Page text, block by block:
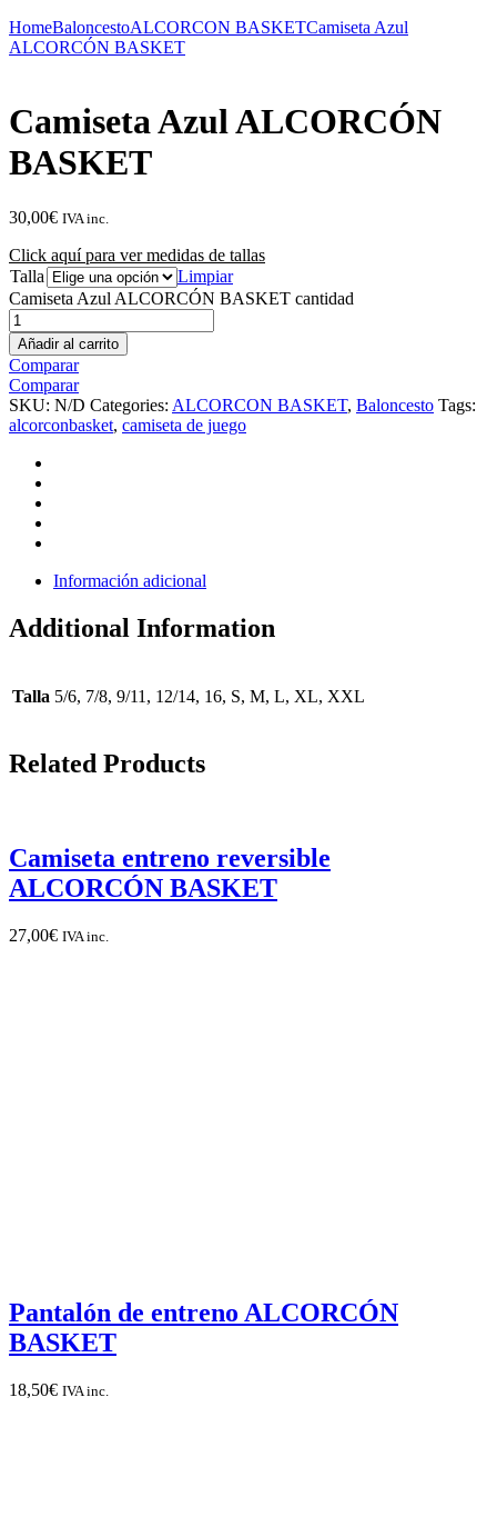
HomeBaloncestoALCORCON BASKETCamiseta Azul
ALCORCÓN BASKET
Camiseta Azul ALCORCÓN
BASKET
30,00€ IVA inc.
Click aquí para ver medidas de tallas
Talla
Limpiar
Camiseta Azul ALCORCÓN BASKET cantidad
Añadir al carrito
Comparar
Comparar
SKU: N/D Categories: ALCORCON BASKET, Baloncesto Tags:
alcorconbasket, camiseta de juego
Información adicional
Additional Information
Talla 5/6, 7/8, 9/11, 12/14, 16, S, M, L, XL, XXL
Related Products
Camiseta entreno reversible
ALCORCÓN BASKET
27,00€ IVA inc.
Pantalón de entreno ALCORCÓN
BASKET
18,50€ IVA inc.